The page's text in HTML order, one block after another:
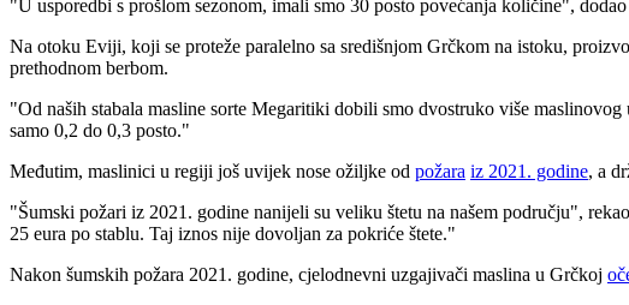
"U usporedbi s prošlom sezonom, imali smo 30 posto povećanja količine", dodao
Na otoku Eviji, koji se proteže paralelno sa središnjom Grčkom na istoku,
prethodnom berbom.
"Od naših stabala masline sorte Megaritiki dobili smo dvostruko više
samo 0,2 do 0,3 posto."
Međutim, maslinici u regiji još uvijek nose ožiljke od požara iz 2021. godine, a
"Šumski požari iz 2021. godine nanijeli su veliku štetu na našem području",
25 eura po stablu. Taj iznos nije dovoljan za pokriće štete."
Nakon šumskih požara 2021. godine, cjelodnevni uzgajivači maslina u Grčkoj